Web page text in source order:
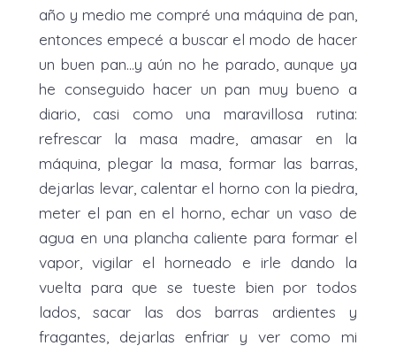
año y medio me compré una máquina de pan,
entonces empecé a buscar el modo de hacer
un buen pan...y aún no he parado, aunque ya
he conseguido hacer un pan muy bueno a
diario, casi como una maravillosa rutina:
refrescar la masa madre, amasar en la
máquina, plegar la masa, formar las barras,
dejarlas levar, calentar el horno con la piedra,
meter el pan en el horno, echar un vaso de
agua en una plancha caliente para formar el
vapor, vigilar el horneado e irle dando la
vuelta para que se tueste bien por todos
lados, sacar las dos barras ardientes y
fragantes, dejarlas enfriar y ver como mi